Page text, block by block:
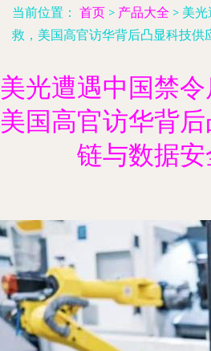
当前位置： 首页 > 产品大全 > 美
救，美国高官访华背后凸显科技供
美光遭遇中国禁令
美国高官访华背
链与数据